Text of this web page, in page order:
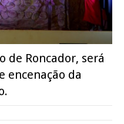
de Roncador, será
encenação da